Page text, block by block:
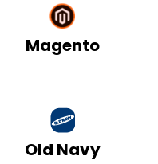
Magento
Old Navy